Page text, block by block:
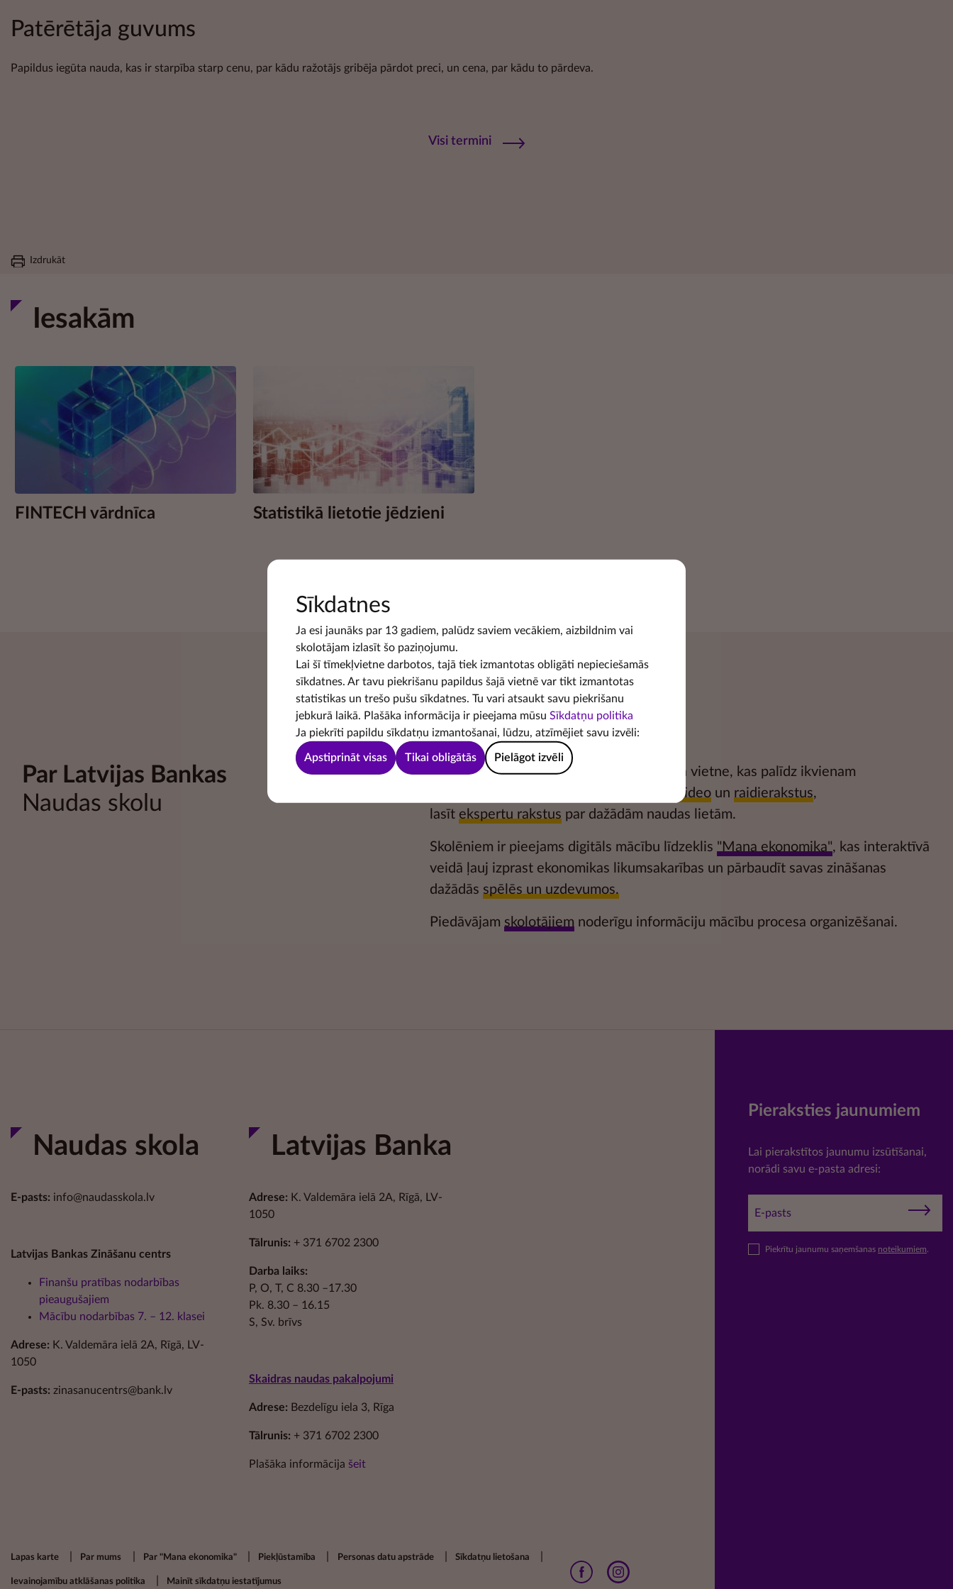
Sīkdatnes
Ja esi jaunāks par 13 gadiem, palūdz saviem vecākiem, aizbildnim vai
skolotājam izlasīt šo paziņojumu.
Lai šī tīmekļvietne darbotos, tajā tiek izmantotas obligāti nepieciešamās
sīkdatnes. Ar tavu piekrišanu papildus šajā vietnē var tikt izmantotas
statistikas un trešo pušu sīkdatnes. Tu vari atsaukt savu piekrišanu
jebkurā laikā. Plašāka informācija ir pieejama mūsu Sīkdatņu politika
Ja piekrīti papildu sīkdatņu izmantošanai, lūdzu, atzīmējiet savu izvēli:
Apstiprināt visas Tikai obligātās Pielāgot izvēli
Patērētāja guvums
Papildus iegūta nauda, kas ir starpība starp cenu, par kādu ražotājs gribēja pārdot preci, un cena, par kādu to pārdeva.
Visi termini
Izdrukāt
Iesakām
FINTECH vārdnīca Statistikā lietotie jēdzieni
Par Latvijas Bankas
Naudas skolu
Latvijas Bankas Naudas skola ir izglītojoša vietne, kas palīdz ikvienam
video un raidierakstus,
lasīt ekspertu rakstus par dažādām naudas lietām.
Skolēniem ir pieejams digitāls mācību līdzeklis "Mana ekonomika", kas interaktīvā
veidā ļauj izprast ekonomikas likumsakarības un pārbaudīt savas zināšanas
dažādās spēlēs un uzdevumos.
Piedāvājam skolotājiem noderīgu informāciju mācību procesa organizēšanai.
Naudas skola
E-pasts: info@naudasskola.lv
Latvijas Bankas Zināšanu centrs
Finanšu pratības nodarbības
pieaugušajiem
Mācību nodarbības 7. – 12. klasei
Adrese: K. Valdemāra ielā 2A, Rīgā, LV-
1050
E-pasts: zinasanucentrs@bank.lv
Latvijas Banka
Adrese: K. Valdemāra ielā 2A, Rīgā, LV-
1050
Tālrunis: + 371 6702 2300
Darba laiks:
P, O, T, C 8.30 –17.30
Pk. 8.30 – 16.15
S, Sv. brīvs
Skaidras naudas pakalpojumi
Adrese: Bezdelīgu iela 3, Rīga
Tālrunis: + 371 6702 2300
Plašāka informācija šeit
Footer secondary menu
Lapas karte Par mums Par "Mana ekonomika" Piekļūstamība Personas datu apstrāde Sīkdatņu lietošana
Ievainojamību atklāšanas politika Mainīt sīkdatņu iestatījumus
Pieraksties jaunumiem
Lai pierakstītos jaunumu izsūtīšanai,
norādi savu e-pasta adresi:
Piekrītu jaunumu saņemšanas noteikumiem.